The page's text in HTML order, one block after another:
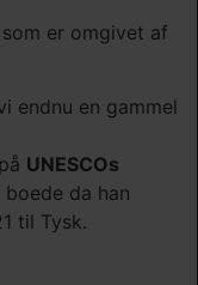
er omgivet af
endnu en gammel
UNESCOs
da han
til Tysk.